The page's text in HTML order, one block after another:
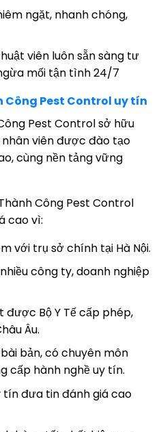
ngặt, nhanh chóng,
viên luôn sẵn sàng tư
mối tận tình 24/7
Công Pest Control uy tín
Pest Control sở hữu
viên được đào tạo
cùng nền tảng vững
Công Pest Control
cao vì:
với trụ sở chính tại Hà Nội.
công ty, doanh nghiệp
được Bộ Y Tế cấp phép,
Âu.
bản, có chuyên môn
cấp hành nghề uy tín.
đưa tin đánh giá cao